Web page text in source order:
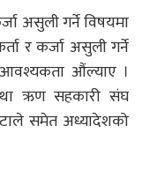
असुली गर्ने विषयमा
र कर्जा असुली गर्ने
औंल्याए ।
ऋण सहकारी संघ
समेत अध्यादेशको